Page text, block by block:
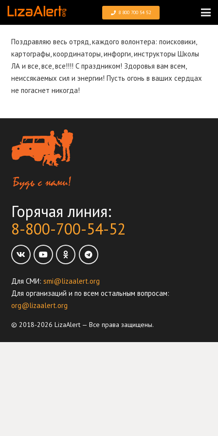
8 800 700 54 52
Поздравляю весь отряд, каждого волонтера: поисковики,
картографы, координаторы, инфорги, инструкторы Школы
ЛА и все, все, все!!!! С праздником! Здоровья вам всем,
неиссякаемых сил и энергии! Пусть огонь в ваших сердцах
не погаснет никогда!
Горячая линия:
8-800-700-54-52
Для СМИ: smi@lizaalert.org
Для организаций и по всем остальным вопросам:
org@lizaalert.org
© 2018-2026 LizaAlert — Все права защищены.